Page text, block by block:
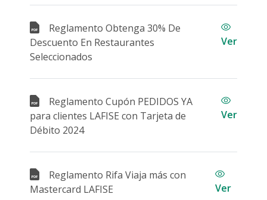
Reglamento Obtenga 30% De
Descuento En Restaurantes
Seleccionados
Ver
Reglamento Cupón PEDIDOS YA
para clientes LAFISE con Tarjeta de
Débito 2024
Ver
Reglamento Rifa Viaja más con
Mastercard LAFISE
Ver